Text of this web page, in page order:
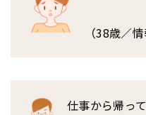
（38歳／
仕事から帰っ